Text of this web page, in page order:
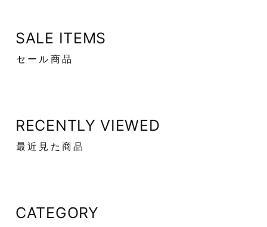
SALE ITEMS
セール商品
RECENTLY VIEWED
最近見た商品
CATEGORY